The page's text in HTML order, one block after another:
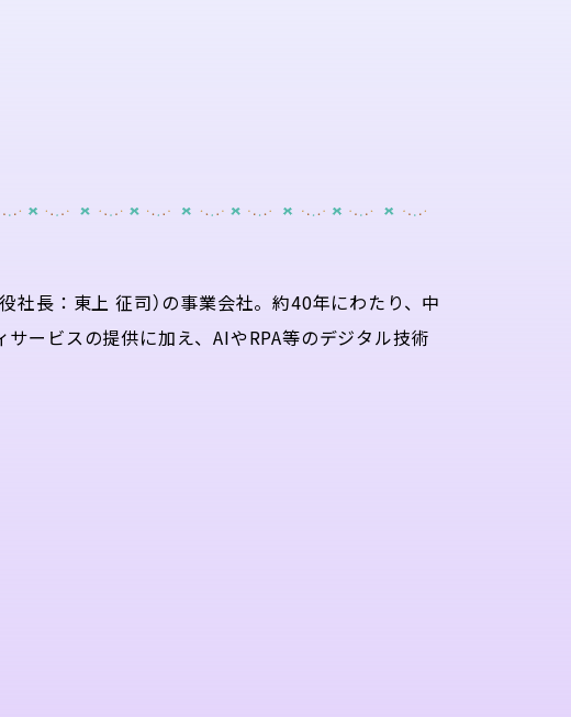
長：東上 征司）の事業会社。約40年にわたり、中
ービスの提供に加え、AIやRPA等のデジタル技術